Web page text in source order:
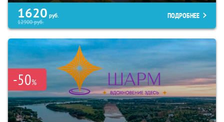
1620 руб.
12900руб.
ПОДРОБНЕЕ
-50%